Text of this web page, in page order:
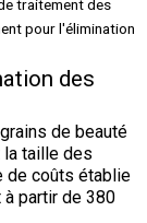
des
de beauté
la taille des
de coûts établie
à partir de 380